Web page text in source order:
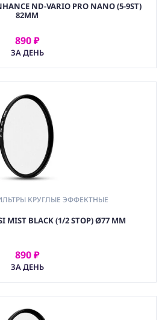
ND-VARIO PRO NANO (5-9ST)
82MM
890 ₽
ЗА ДЕНЬ
АРЕНДОВАТЬ
КРУГЛЫЕ ЭФФЕКТНЫЕ
BLACK (1/2 STOP) Ø77 ММ
890 ₽
ЗА ДЕНЬ
АРЕНДОВАТЬ